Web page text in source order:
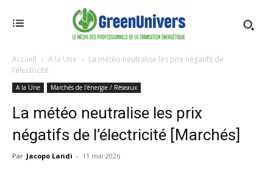
Accueil A la Une
La météo neutralise les prix négatifs de
l’électricité
A la Une Marchés de l'énergie / Réseaux
La météo neutralise les prix
négatifs de l’électricité [Marchés]
Par Jacopo Landi - 11 mai 2026